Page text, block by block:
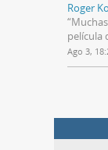
Roger
“
película
Ago 3,